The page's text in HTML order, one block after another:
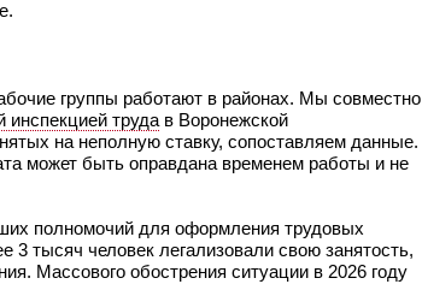
группы работают в районах. Мы совместно
инспекцией труда в Воронежской
на неполную ставку, сопоставляем данные.
может быть оправдана временем работы и не
полномочий для оформления трудовых
тысяч человек легализовали свою занятость,
Массового обострения ситуации в 2026 году